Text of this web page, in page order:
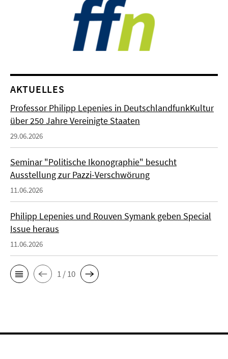
AKTUELLES
Professor Philipp Lepenies in DeutschlandfunkKultur
über 250 Jahre Vereinigte Staaten
29.06.2026
Seminar "Politische Ikonographie" besucht
Ausstellung zur Pazzi-Verschwörung
11.06.2026
Philipp Lepenies und Rouven Symank geben Special
Issue heraus
11.06.2026
1 / 10